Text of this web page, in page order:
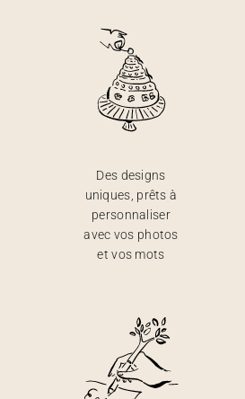
Des designs
uniques, prêts à
personnaliser
avec vos photos
et vos mots